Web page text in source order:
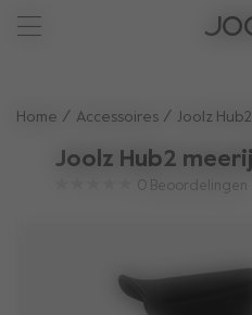
Shop zomeraccessoires
Heb je hulp nodig?
alles-in-één hulpbron
Home Accessoires Joolz
Joolz Hub2
0 Beoordelingen